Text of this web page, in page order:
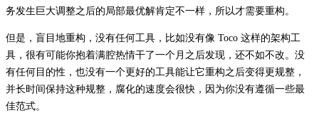
务发生巨大调整之后的局部最优解肯定不一样，所以才需要重构。
但是，盲目地重构，没有任何工具，比如没有像 Toco 这样的架构工
具，很有可能你抱着满腔热情干了一个月之后发现，还不如不改。没
有任何目的性，也没有一个更好的工具能让它重构之后变得更规整，
并长时间保持这种规整，腐化的速度会很快，因为你没有遵循一些最
佳范式。